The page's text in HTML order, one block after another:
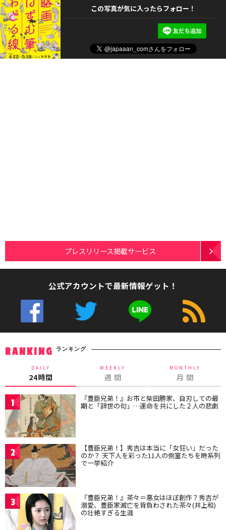
この写真が気に入ったらフォロー！
プレスリリース掲載サービス
公式アカウントで最新情報ゲット！
RANKING ランキング
DAILY
24時間
WEEKLY
週 間
MONTHLY
月 間
1 『豊臣兄弟！』お市と柴田勝家、自刃しての最
期と「辞世の句」…運命を共にした２人の悲劇
2 【豊臣兄弟！】秀吉は本当に「女狂い」だった
のか？ 天下人を彩った11人の側室たちを時系列
で一挙紹介
3 『豊臣兄弟！』茶々＝悪女はほぼ創作？秀吉が
溺愛、豊臣家滅亡を背負わされた茶々(井上和)
の壮絶すぎる生涯